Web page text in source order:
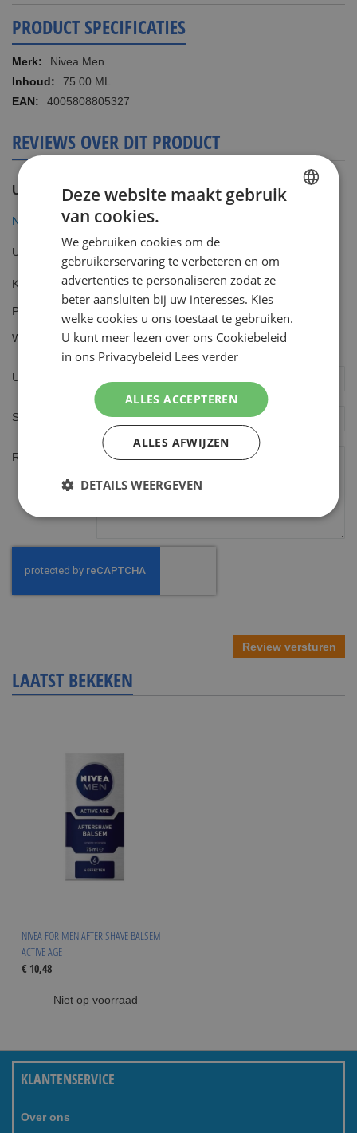
PRODUCT SPECIFICATIES
Meer
informatie
Nivea Men
75.00 ML
4005808805327
REVIEWS OVER DIT PRODUCT
U plaatst een review over:
Nivea For Men After Shave Balsem Active Age
Uw waardering
Kwaliteit
1
star
2
stars
3
stars
4
stars
5
stars
Prijs
1
star
2
stars
3
stars
4
stars
5
stars
Waarde
1
2
3
4
5
Uw naam
Samenvatting
Review
Review versturen
LAATST BEKEKEN
NIVEA FOR MEN AFTER SHAVE BALSEM
ACTIVE AGE
€ 10,48
Niet op voorraad
KLANTENSERVICE
Over ons
Deze website maakt gebruik
van cookies.
We gebruiken cookies om de
gebruikerservaring te verbeteren en om
advertenties te personaliseren zodat ze
beter aansluiten bij uw interesses. Kies
welke cookies u ons toestaat te gebruiken.
U kunt meer lezen over ons Cookiebeleid
in ons Privacybeleid Lees verder
ALLES ACCEPTEREN
ALLES AFWIJZEN
DETAILS WEERGEVEN